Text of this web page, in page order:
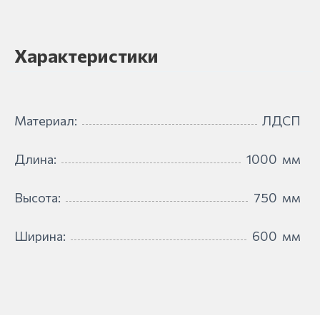
Характеристики
Материал: ЛДСП
Длина: 1000 мм
Высота: 750 мм
Ширина: 600 мм